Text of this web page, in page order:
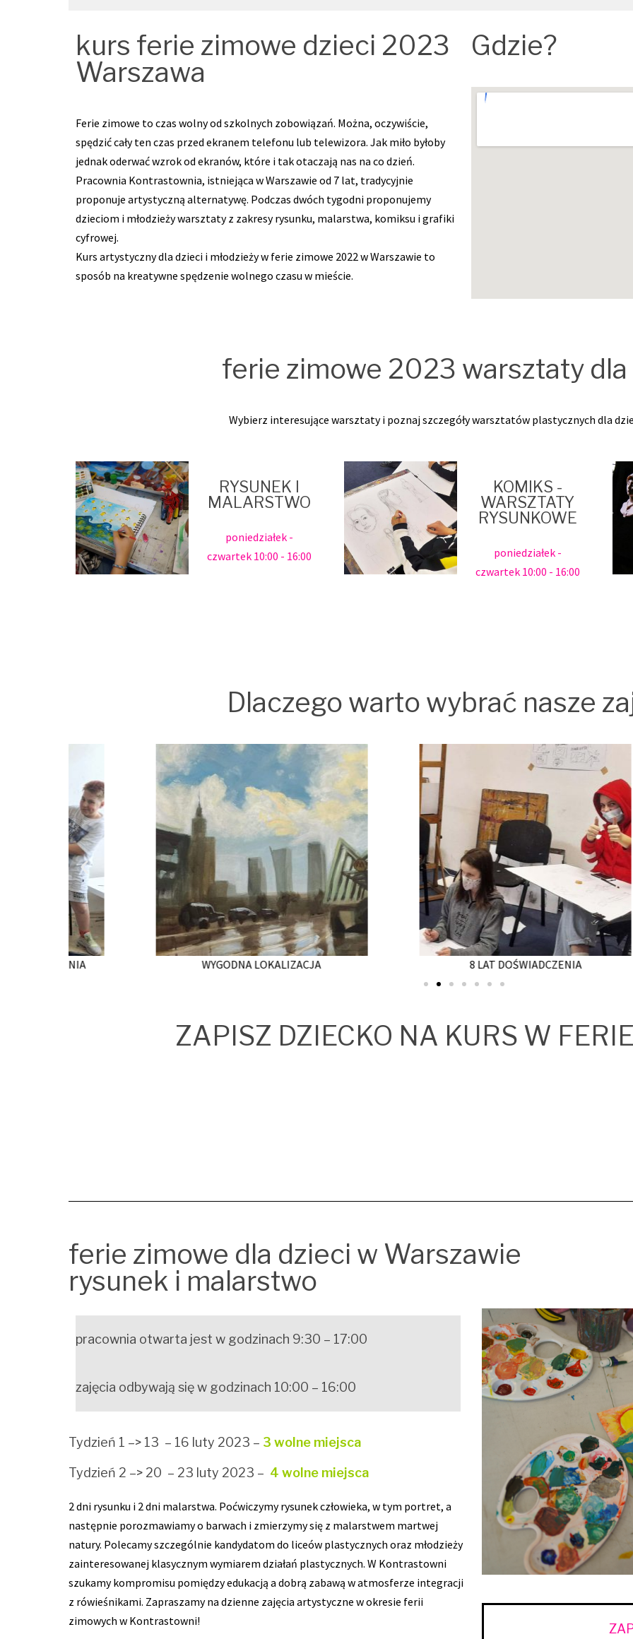
kurs ferie zimowe dzieci 2023
Warszawa
Ferie zimowe to czas wolny od szkolnych zobowiązań. Można, oczywiście,
spędzić cały ten czas przed ekranem telefonu lub telewizora. Jak miło byłoby
jednak oderwać wzrok od ekranów, które i tak otaczają nas na co dzień.
Pracownia Kontrastownia, istniejąca w Warszawie od 7 lat, tradycyjnie
proponuje artystyczną alternatywę. Podczas dwóch tygodni proponujemy
dzieciom i młodzieży warsztaty z zakresy rysunku, malarstwa, komiksu i grafiki
cyfrowej.
Kurs artystyczny dla dzieci i młodzieży w ferie zimowe 2022 w Warszawie to
sposób na kreatywne spędzenie wolnego czasu w mieście.
Gdzie?
ferie zimowe 2023 warsztaty dla
Wybierz interesujące warsztaty i poznaj szczegóły warsztatów plastycznych dla
RYSUNEK I
MALARSTWO
poniedziałek -
czwartek 10:00 - 16:00
KOMIKS -
WARSZTATY
RYSUNKOWE
poniedziałek -
czwartek 10:00 - 16:00
Dlaczego warto wybrać nasze
WYGODNA LOKALIZACJA 8 LAT DOŚWIADCZENIA
ZAPISZ DZIECKO NA KURS W
ferie zimowe dla dzieci w Warszawie
rysunek i malarstwo
pracownia otwarta jest w godzinach 9:30 – 17:00
zajęcia odbywają się w godzinach 10:00 – 16:00
Tydzień 1 –> 13 – 16 luty 2023 – 3 wolne miejsca
Tydzień 2 –> 20 – 23 luty 2023 – 4 wolne miejsca
2 dni rysunku i 2 dni malarstwa. Poćwiczymy rysunek człowieka, w tym portret, a
następnie porozmawiamy o barwach i zmierzymy się z malarstwem martwej
natury. Polecamy szczególnie kandydatom do liceów plastycznych oraz młodzieży
zainteresowanej klasycznym wymiarem działań plastycznych. W Kontrastowni
szukamy kompromisu pomiędzy edukacją a dobrą zabawą w atmosferze integracji
z rówieśnikami. Zapraszamy na dzienne zajęcia artystyczne w okresie ferii
zimowych w Kontrastowni!